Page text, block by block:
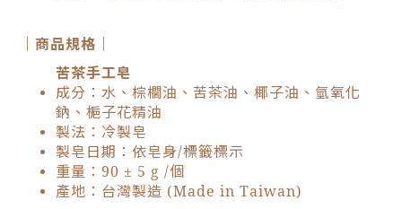
｜商品規格｜
苦茶手工皂
成分：水、棕櫚油、苦茶油、椰子油、氫氧化
鈉、梔子花精油
製法：冷製皂
製皂日期：依皂身/標籤標示
重量：90 ± 5 g /個
產地：台灣製造 (Made in Taiwan)